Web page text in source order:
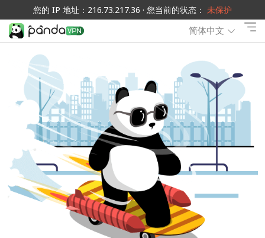
您的 IP 地址：216.73.217.36 · 您当前的状态： 未保护
简体中文